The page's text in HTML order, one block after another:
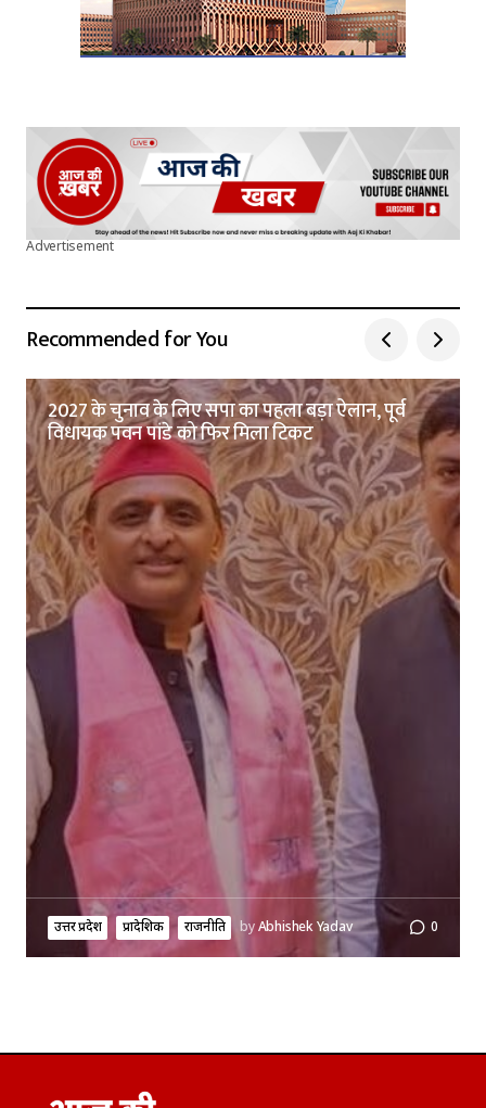
Advertisement
Recommended for You
2027 के चुनाव के लिए सपा का पहला बड़ा ऐलान, पूर्व
विधायक पवन पांडे को फिर मिला टिकट
उत्तर प्रदेश प्रादेशिक राजनीति byAbhishek Yadav 0